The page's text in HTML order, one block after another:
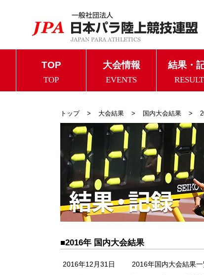
TOP
TOP
大会情報
EVENTS
結果・
トップ 大会結果 国内大会結果
■2016年 国内大会結果
2016年12月31日 2016年国内大会結果